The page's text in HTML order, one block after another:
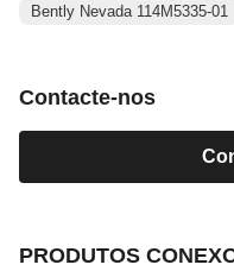
Bently Nevada 114M5335-01
Contacte-nos
PRODUTOS